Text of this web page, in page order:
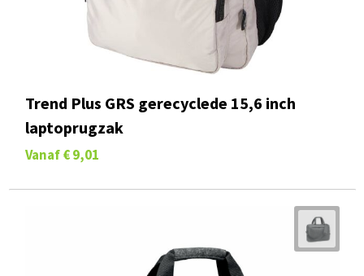
Trend Plus GRS gerecyclede 15,6 inch
laptoprugzak
Vanaf € 9,01